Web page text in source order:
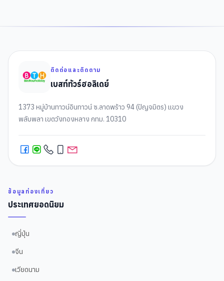
ติดต่อและติดตาม
เบสท์ทัวร์ฮอลิเดย์
1373 หมู่บ้านทาวน์อินทาวน์ ซ.ลาดพร้าว 94 (ปัญจมิตร) แขวง
พลับพลา เขตวังทองหลาง กทม. 10310
ข้อมูลท่องเที่ยว
ประเทศยอดนิยม
ญี่ปุ่น
จีน
เวียดนาม